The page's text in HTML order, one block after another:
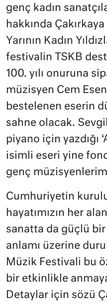
genç kadın
hakkında
Yarının Kadın
festivalin TSKB
100. yılı onuruna
müzisyen Cem
bestelenen eserin
sahne olacak.
piyano için yazdığı
isimli eseri yine
genç
Cumhuriyetin
hayatımızın her
sanatta da güçlü
anlamı üzerine
Müzik Festivali bu
bir etkinlikle
Detaylar için sözü